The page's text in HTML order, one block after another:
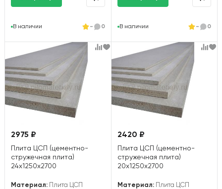
В наличии - 0 В наличии - 0
2975 ₽
Плита ЦСП (цементно-
стружечная плита)
24х1250х2700
Материал: Плита ЦСП
2420 ₽
Плита ЦСП (цементно-
стружечная плита)
20х1250х2700
Материал:Плита ЦСП